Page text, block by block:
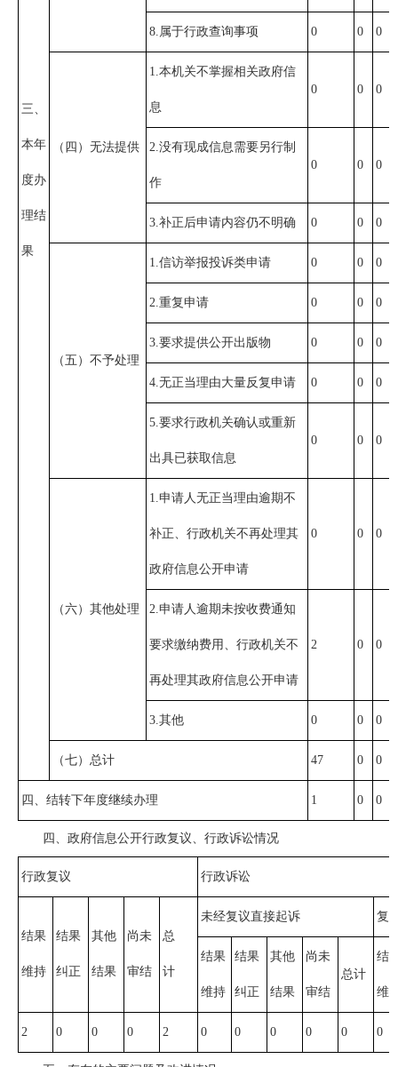
三、
本年
度办
理结
果
8.属于行政查询事项 0 0 0
（四）无法提供
1.本机关不掌握相关政府信
息
0 0 0
2.没有现成信息需要另行制
作
0 0 0
3.补正后申请内容仍不明确 0 0 0
（五）不予处理
1.信访举报投诉类申请 0 0 0
2.重复申请 0 0 0
3.要求提供公开出版物 0 0 0
4.无正当理由大量反复申请 0 0 0
5.要求行政机关确认或重新
出具已获取信息
0 0 0
（六）其他处理
1.申请人无正当理由逾期不
补正、行政机关不再处理其
政府信息公开申请
0 0 0
2.申请人逾期未按收费通知
要求缴纳费用、行政机关不
再处理其政府信息公开申请
2 0 0
3.其他 0 0 0
（七）总计 47 0 0
四、结转下年度继续办理 1 0 0
四、政府信息公开行政复议、行政诉讼情况
行政复议 行政诉讼
结果
维持
结果
纠正
其他
结果
尚未
审结
总
计
未经复议直接起诉 复
结果
维持
结果
纠正
其他
结果
尚未
审结
总计
结
维
2 0 0 0 2 0 0 0 0 0 0